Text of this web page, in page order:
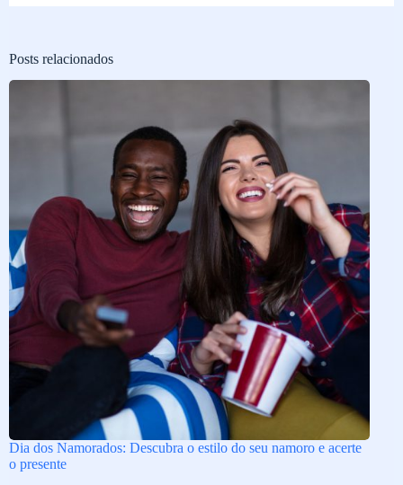
Posts relacionados
Dia dos Namorados: Descubra o estilo do seu namoro e acerte
o presente